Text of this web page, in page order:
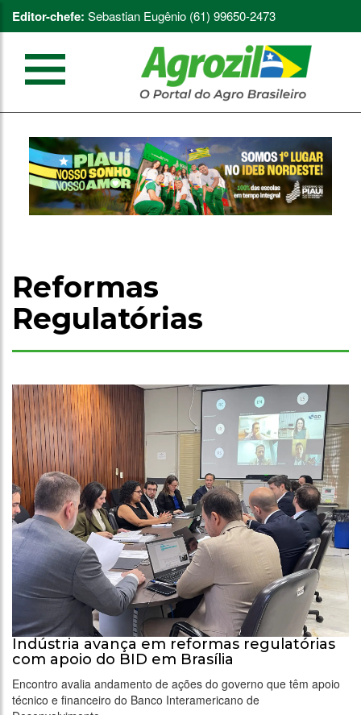
Editor-chefe: Sebastian Eugênio (61) 99650-2473
Reformas
Regulatórias
Indústria avança em reformas regulatórias
com apoio do BID em Brasília
Encontro avalia andamento de ações do governo que têm apoio
técnico e financeiro do Banco Interamericano de